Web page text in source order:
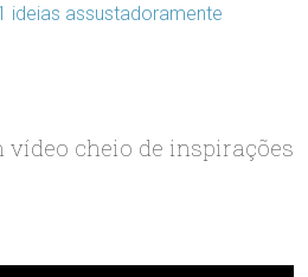
ideias assustadoramente
vídeo cheio de inspirações